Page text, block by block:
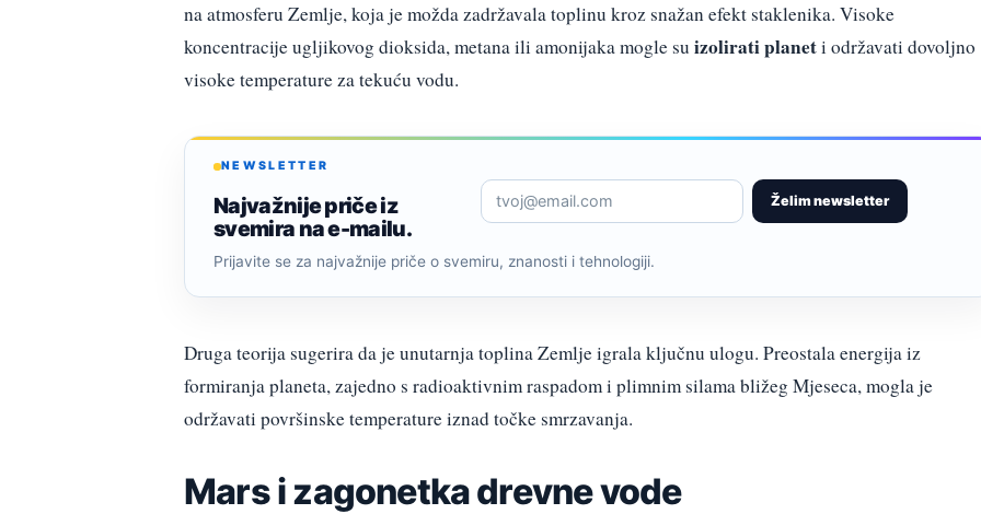
na atmosferu Zemlje, koja je možda zadržavala toplinu kroz snažan efekt staklenika. Visoke
koncentracije ugljikovog dioksida, metana ili amonijaka mogle su izolirati planeti održavati dovoljno
visoke temperature za tekuću vodu.
NEWSLETTER
Najvažnije priče iz
svemira na e-mailu.
Želim newsletter
Prijavite se za najvažnije priče o svemiru, znanosti i tehnologiji.
Druga teorija sugerira da je unutarnja toplina Zemlje igrala ključnu ulogu. Preostala energija iz
formiranja planeta, zajedno s radioaktivnim raspadom i plimnim silama bližeg Mjeseca, mogla je
održavati površinske temperature iznad točke smrzavanja.
Mars i zagonetka drevne vode